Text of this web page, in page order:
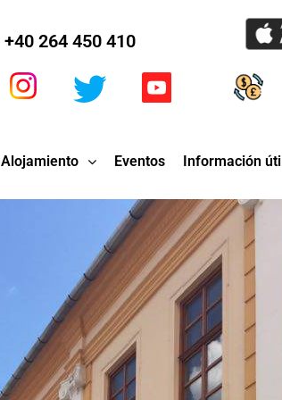
+40 264 450 410
Alojamiento Eventos Información útil